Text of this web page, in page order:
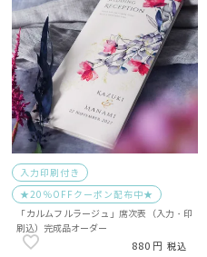
入力印刷付き
★20％OFFクーポン配布中★
「カルムフルラージュ」席次表（入力・印
刷込）完成品オーダー
880 税込